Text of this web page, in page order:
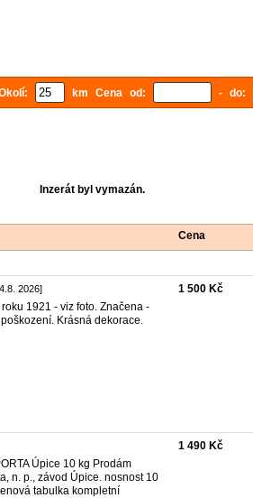
km Cena od: - do:
Inzerát byl vymazán.
Cena
2026]
1921 - viz foto. Značena -
Krásná dekorace.
1 500 Kč
Úpice 10 kg Prodám
n. p., závod Úpice. nosnost 10
tabulka kompletní
1 490 Kč